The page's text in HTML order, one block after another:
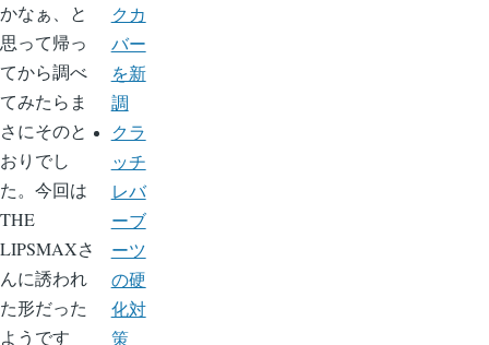
かなぁ、と
思って帰っ
てから調べ
てみたらま
さにそのと
おりでし
た。今回は
THE
LIPSMAXさ
んに誘われ
た形だった
ようです
クカ
バー
を新
調
クラ
ッチ
レバ
ーブ
ーツ
の硬
化対
策